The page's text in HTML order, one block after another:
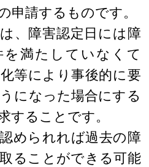
申請するものです。
、障害認定日には障
を満たしていなくて
等により事後的に要
になった場合にする
することです。
められれば過去の障
ることができる可能